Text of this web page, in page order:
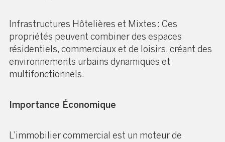
Infrastructures Hôtelières et Mixtes : Ces
propriétés peuvent combiner des espaces
résidentiels, commerciaux et de loisirs, créant des
environnements urbains dynamiques et
multifonctionnels.
Importance Économique
L’immobilier commercial est un moteur de